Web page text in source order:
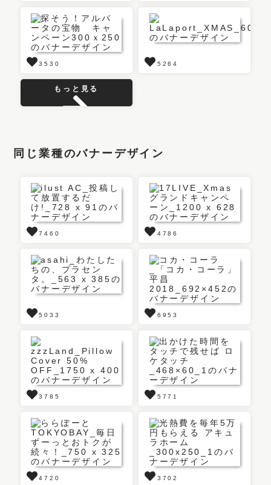
3530 5264
もっと見る
同じ業種のバナーデザイン
7460 4786
5033 6953
3785 5771
4720 3702